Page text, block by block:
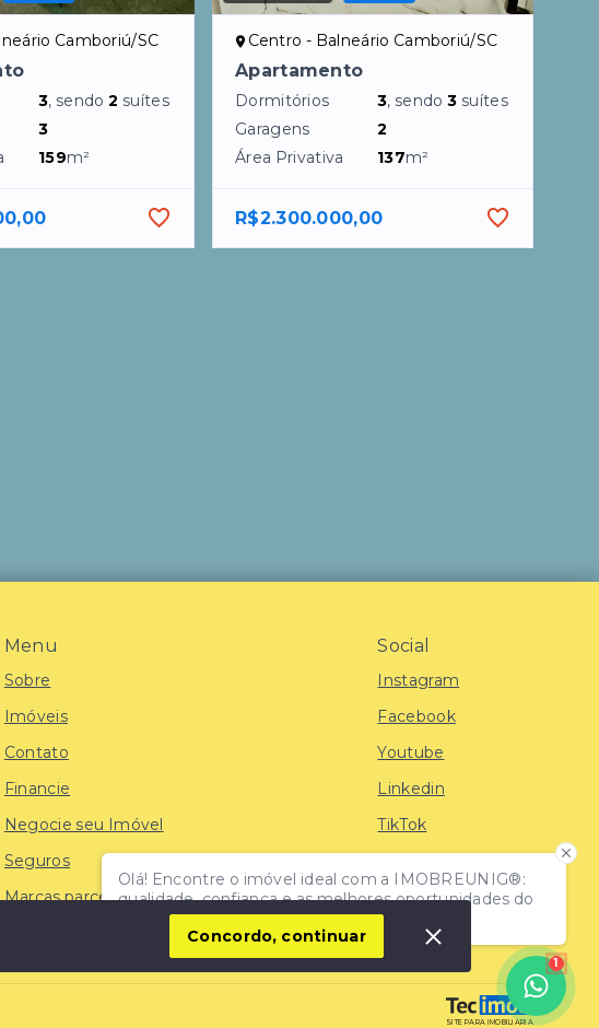
Camboriú/SC
3, sendo2 suítes
3
159m²
Centro - Balneário Camboriú/SC
Apartamento
Dormitórios 3, sendo3 suítes
Garagens
2
Área Privativa
137m²
R$2.300.000,00
Olá! Encontre o imóvel ideal com a IMOBREUNIG®:
qualidade, confiança e as melhores oportunidades do
mercado!
1
Menu
Sobre
Imóveis
Contato
Financie
Negocie seu Imóvel
Seguros
Marcas parceiras
Social
Instagram
Facebook
Youtube
Linkedin
TikTok
SITE PARA IMOBILIARIA
Concordo, continuar